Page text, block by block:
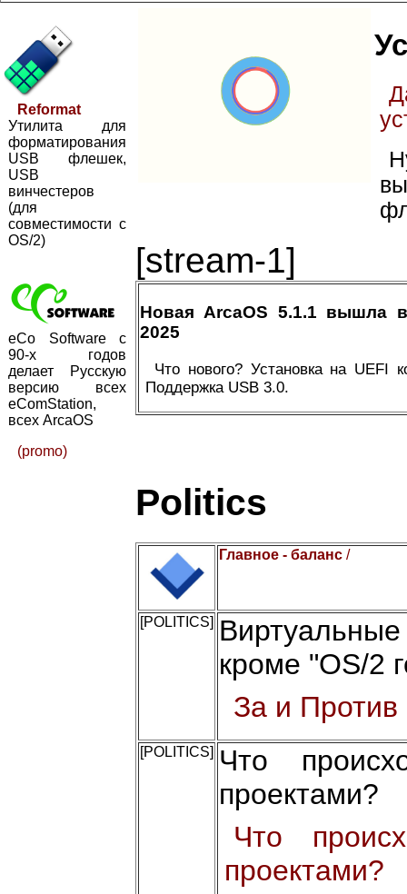
Reformat
Утилита для
форматирования
USB флешек,
USB
винчестеров
(для
совместимости с
OS/2)
eCo Software с
90-х годов
делает Русскую
версию всех
eComStation,
всех ArcaOS
(promo)
[stream-1]
Новая ArcaOS 5.1.1 вышла
2025
Что нового? Установка на UEFI
Поддержка USB 3.0.
Politics
Главное - баланс /
[POLITICS]
кроме "OS/2
За и Против
[POLITICS] Что
проектами?
Что
проектами?